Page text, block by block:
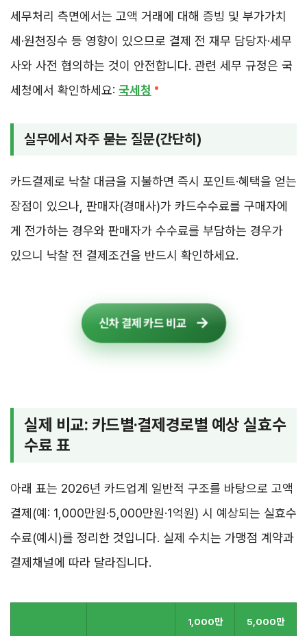
세무처리 측면에서는 고액 거래에 대해 증빙 및 부가가치
세·원천징수 등 영향이 있으므로 결제 전 재무 담당자·세무
사와 사전 협의하는 것이 안전합니다. 관련 세무 규정은 국
세청에서 확인하세요: 국세청
실무에서 자주 묻는 질문(간단히)
카드결제로 낙찰 대금을 지불하면 즉시 포인트·혜택을 얻는
장점이 있으나, 판매자(경매사)가 카드수수료를 구매자에
게 전가하는 경우와 판매자가 수수료를 부담하는 경우가
있으니 낙찰 전 결제조건을 반드시 확인하세요.
신차 결제 카드 비교
실제 비교: 카드별·결제경로별 예상 실효수
수료 표
아래 표는 2026년 카드업계 일반적 구조를 바탕으로 고액
결제(예: 1,000만원·5,000만원·1억원) 시 예상되는 실효수
수료(예시)를 정리한 것입니다. 실제 수치는 가맹점 계약과
결제채널에 따라 달라집니다.
1,000만
5,000만